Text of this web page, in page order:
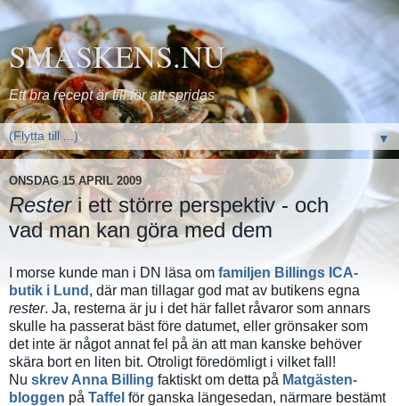
SMASKENS.NU
Ett bra recept är till för att spridas
▼
ONSDAG 15 APRIL 2009
Resteri ett större perspektiv - och
vad man kan göra med dem
I morse kunde man i DN läsa om familjen Billings ICA-
butik i Lund , där man tillagar god mat av butikens egna
rester. Ja, resterna är ju i det här fallet råvaror som annars
skulle ha passerat bäst före datumet, eller grönsaker som
det inte är något annat fel på än att man kanske behöver
skära bort en liten bit. Otroligt föredömligt i vilket fall!
Nu skrev Anna Billing faktiskt om detta på Matgästen-
bloggen på Taffel för ganska längesedan, närmare bestämt